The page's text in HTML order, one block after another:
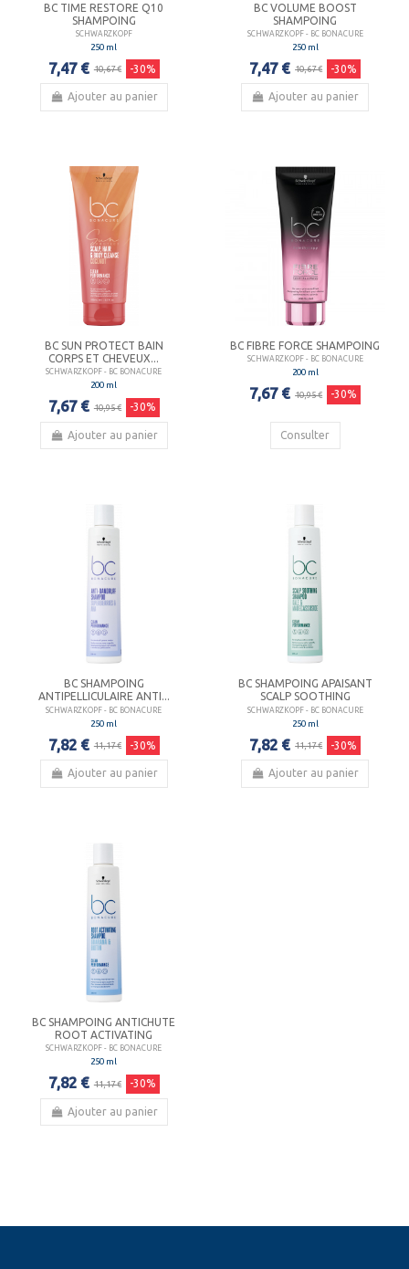
BC TIME RESTORE Q10
SHAMPOING
SCHWARZKOPF
250 ml
7,47 € 10,67 € -30%
Ajouter au panier
BC VOLUME BOOST
SHAMPOING
SCHWARZKOPF - BC BONACURE
250 ml
7,47 € 10,67 € -30%
Ajouter au panier
BC SUN PROTECT BAIN
CORPS ET CHEVEUX...
SCHWARZKOPF - BC BONACURE
200 ml
7,67 € 10,95 € -30%
Ajouter au panier
BC FIBRE FORCE SHAMPOING
SCHWARZKOPF - BC BONACURE
200 ml
7,67 € 10,95 € -30%
Consulter
BC SHAMPOING
ANTIPELLICULAIRE ANTI...
SCHWARZKOPF - BC BONACURE
250 ml
7,82 € 11,17 € -30%
Ajouter au panier
BC SHAMPOING APAISANT
SCALP SOOTHING
SCHWARZKOPF - BC BONACURE
250 ml
7,82 € 11,17 € -30%
Ajouter au panier
BC SHAMPOING ANTICHUTE
ROOT ACTIVATING
SCHWARZKOPF - BC BONACURE
250 ml
7,82 € 11,17 € -30%
Ajouter au panier